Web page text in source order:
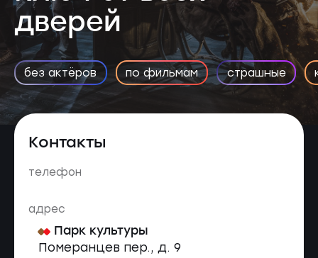
дверей
без актёров по фильмам страшные
Контакты
телефон
адрес
Парк культуры
Померанцев пер., д. 9